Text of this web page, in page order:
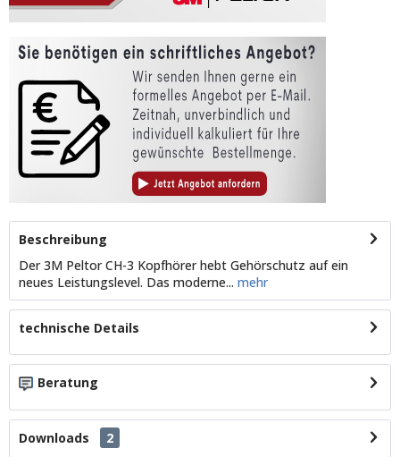
Beschreibung
Der 3M Peltor CH-3 Kopfhörer hebt Gehörschutz auf ein
neues Leistungslevel. Das moderne... mehr
technische Details
Beratung
Downloads 2